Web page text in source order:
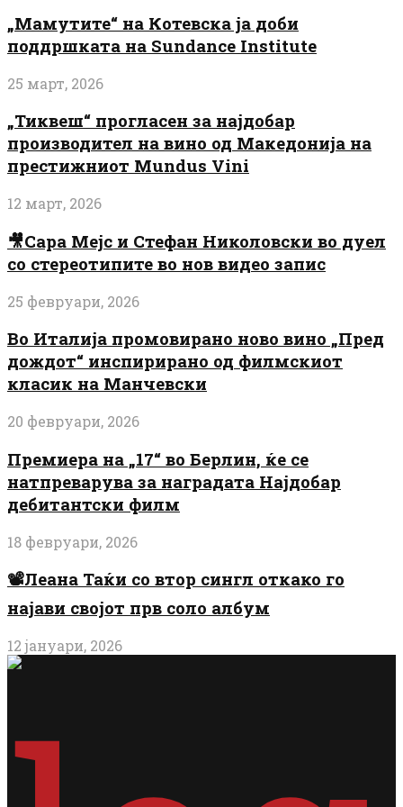
„Мамутите“ на Котевска ја доби
поддршката на Sundance Institute
25 март, 2026
„Тиквеш“ прогласен за најдобар
производител на вино од Македонија на
престижниот Mundus Vini
12 март, 2026
🎥Сара Мејс и Стефан Николовски во дуел
со стереотипите во нов видео запис
25 февруари, 2026
Во Италија промовирано ново вино „Пред
дождот“ инспирирано од филмскиот
класик на Манчевски
20 февруари, 2026
Премиера на „17“ во Берлин, ќе се
натпреварува за наградата Најдобар
дебитантски филм
18 февруари, 2026
📽️Леана Таќи со втор сингл откако го
најави својот прв соло албум
12 јануари, 2026